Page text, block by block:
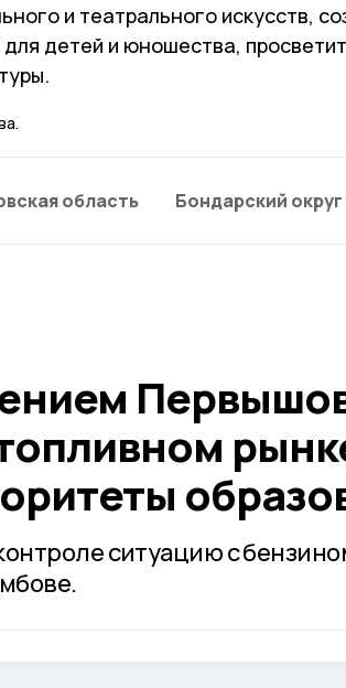
и театрального искусств,
детей и юношества,
область Бондарский округ
ситуацию с